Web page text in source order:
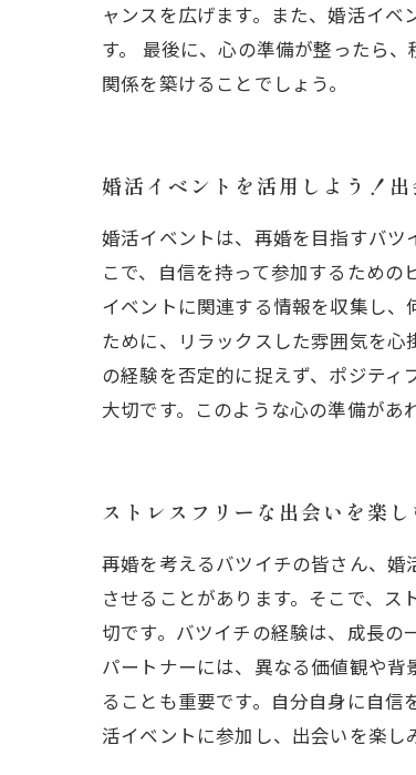
ャンスを広げます。また、婚活イ
す。 最後に、心の準備が整ったら
関係を築けることでしょう。
婚活イベントを活用しよう！
婚活イベントは、再婚を目指すバ
こで、自信を持って参加するための
イベントに関連する情報を収集し
ために、リラックスした雰囲気を
の経験を否定的に捉えず、ポジテ
大切です。このような心の準備があ
ストレスフリーな出会いを楽
再婚を考えるバツイチの皆さん、
させることがあります。そこで、
切です。バツイチの経験は、成長
パートナーには、異なる価値観や
ることも重要です。自分自身に自
活イベントに参加し、出会いを楽し